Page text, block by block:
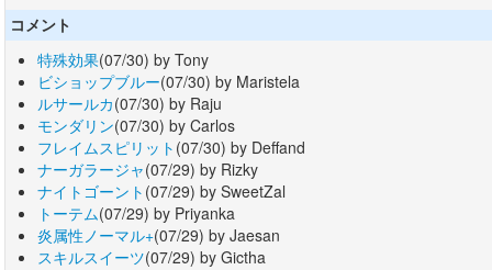
コメント
特殊効果(07/30) by Tony
ビショップブルー(07/30) by Maristela
ルサールカ(07/30) by Raju
モンダリン(07/30) by Carlos
フレイムスピリット (07/30) by Deffand
ナーガラージャ(07/29) by Rizky
ナイトゴーント (07/29) by SweetZal
トーテム(07/29) by Priyanka
炎属性ノーマル+(07/29) by Jaesan
スキルスイーツ(07/29) by Gictha